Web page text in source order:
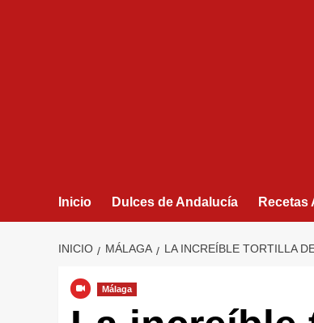
Inicio Dulces de Andalucía Recetas
INICIO MÁLAGA LA INCREÍBLE TORTILLA
Málaga